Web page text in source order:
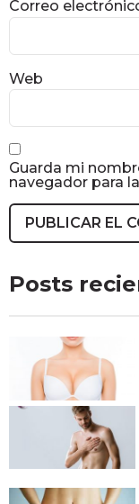
Correo
Web
Guarda mi
navegador para
Posts